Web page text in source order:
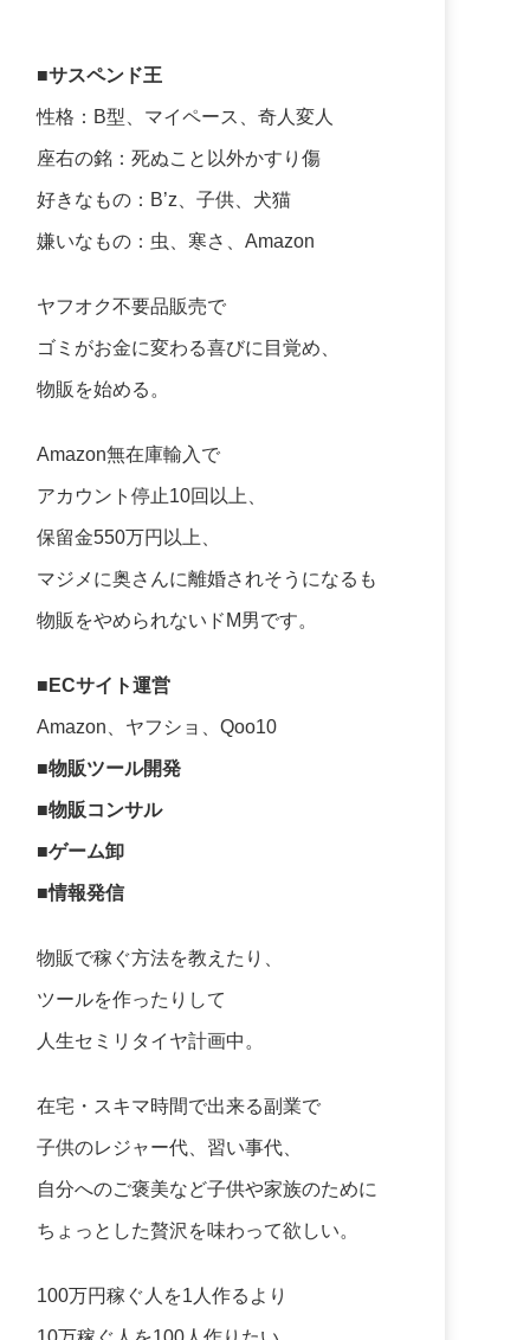
■サスペンド王
性格：B型、マイペース、奇人変人
座右の銘：死ぬこと以外かすり傷
好きなもの：B’z、子供、犬猫
嫌いなもの：虫、寒さ、Amazon
ヤフオク不要品販売で
ゴミがお金に変わる喜びに目覚め、
物販を始める。
Amazon無在庫輸入で
アカウント停止10回以上、
保留金550万円以上、
マジメに奥さんに離婚されそうになるも
物販をやめられないドM男です。
■ECサイト運営
Amazon、ヤフショ、Qoo10
■物販ツール開発
■物販コンサル
■ゲーム卸
■情報発信
物販で稼ぐ方法を教えたり、
ツールを作ったりして
人生セミリタイヤ計画中。
在宅・スキマ時間で出来る副業で
子供のレジャー代、習い事代、
自分へのご褒美など子供や家族のために
ちょっとした贅沢を味わって欲しい。
100万円稼ぐ人を1人作るより